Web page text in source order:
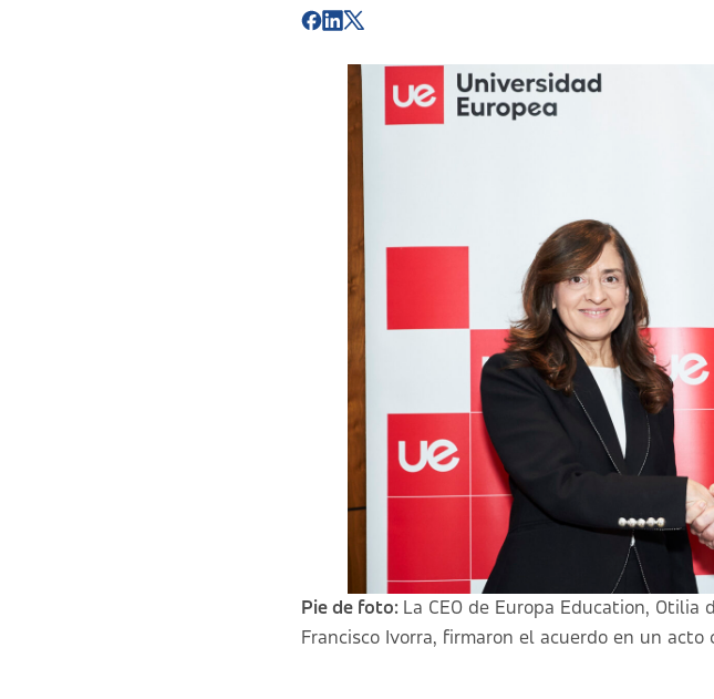
Pie de foto: La CEO de Europa Education, Otilia
Francisco Ivorra, firmaron el acuerdo en un acto